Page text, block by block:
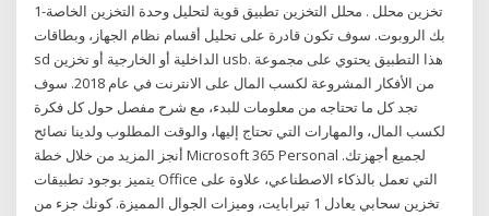
1-تخزين محلل . محلل التخزين تطبيق قوية لتحليل وحدة التخزين الخاصة
بك الروبوت. سوف تكون قادرة على تحليل أقسام نظام الجهاز، وبطاقات
sd الداخلية أو الخارجية أو تخزين usb. ‎هذا التطبيق يحتوي على مجموعة
من الأفكار المشروعة لكسب المال على الانترنت في عام 2018. سوف
تجد كل ما تحتاجه من معلومات للبدء، مع شرح مفصل حول كل فكرة
لكسب المال، والمهارات التي تحتاج إليها، والوقت المطلوب ولدينا نصائح
أنجز المزيد من خلال خطة Microsoft 365 Personal لجميع أجهزتك.
يتميز بوجود تطبيقات Office التي تعمل بالذكاء الاصطناعي، علاوة على
تخزين سحابي يعادل 1 تيرابايت، وميزات الجوال المميزة. كونك جزء من